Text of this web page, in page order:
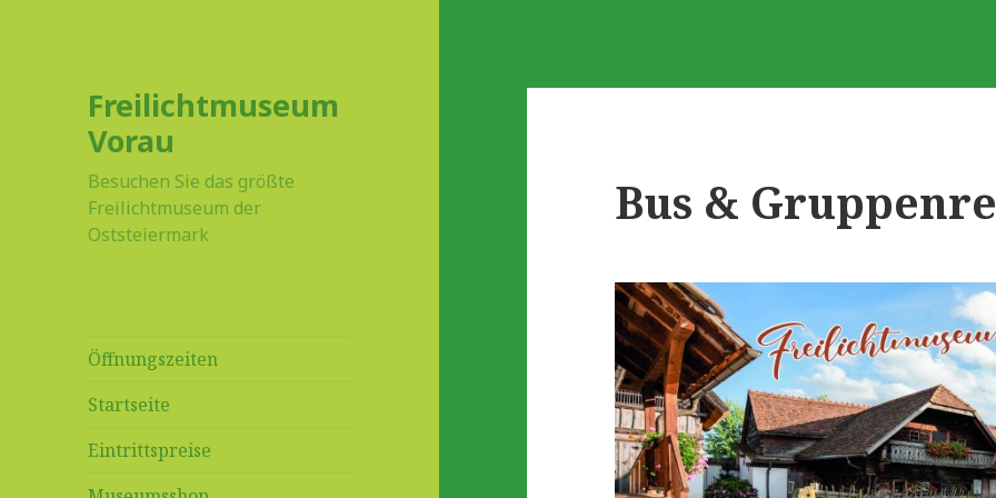
Freilichtmuseum
Vorau
Besuchen Sie das größte
Freilichtmuseum der
Oststeiermark
Öffnungszeiten
Startseite
Eintrittspreise
Bus &